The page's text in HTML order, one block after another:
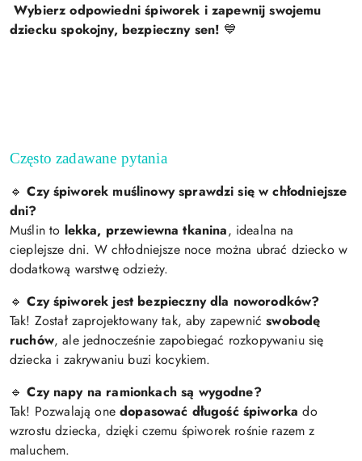
Wybierz odpowiedni śpiworek i zapewnij swojemu
dziecku spokojny, bezpieczny sen! 💙
Często zadawane pytania
🔹 Czy śpiworek muślinowy sprawdzi się w chłodniejsze
dni?
Muślin to lekka, przewiewna tkanina, idealna na
cieplejsze dni. W chłodniejsze noce można ubrać dziecko w
dodatkową warstwę odzieży.
🔹 Czy śpiworek jest bezpieczny dla noworodków?
Tak! Został zaprojektowany tak, aby zapewnićswobodę
ruchów, ale jednocześnie zapobiegać rozkopywaniu się
dziecka i zakrywaniu buzi kocykiem.
🔹 Czy napy na ramionkach są wygodne?
Tak! Pozwalają onedopasować długość śpiworka do
wzrostu dziecka, dzięki czemu śpiworek rośnie razem z
maluchem.